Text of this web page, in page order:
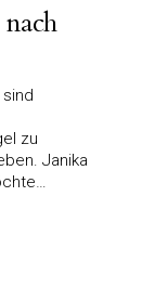
zu
Janika